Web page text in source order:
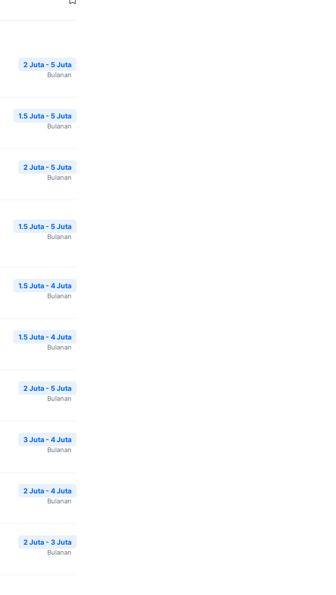
2 Juta - 5 Juta
Bulanan
1.5 Juta - 5 Juta
Bulanan
2 Juta - 5 Juta
Bulanan
1.5 Juta - 5 Juta
Bulanan
1.5 Juta - 4 Juta
Bulanan
1.5 Juta - 4 Juta
Bulanan
2 Juta - 5 Juta
Bulanan
3 Juta - 4 Juta
Bulanan
2 Juta - 4 Juta
Bulanan
2 Juta - 3 Juta
Bulanan